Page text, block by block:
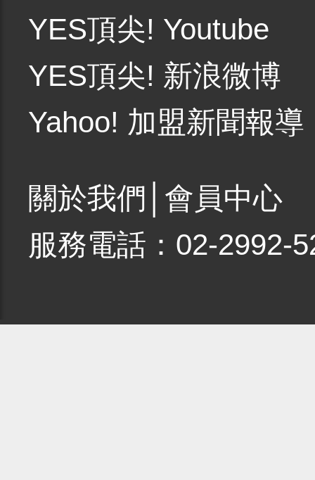
YES頂尖! Youtube
YES頂尖! 新浪微博
Yahoo! 加盟新聞報導
關於我們
會員中心
服務電話：02-2992-